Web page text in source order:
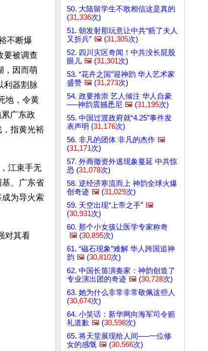
不断爆
要被调查
，因而萌
利器割脉
地，令黄
广东政
指黄光裕
江束手无
、广东省
为导火索
对其看
50. 大陆留学生不敢相信这是真的
(31,336次)
51. 朝发射那玩意让中共“赔了夫人
又折兵” 🖼️ (31,305次)
52. 四川灾区奇闻！中共没长屁股
眼儿 🖼️ (31,301次)
53. “花卉之国”迎神韵 华人艺术家
盛赞 🖼️ (31,273次)
54. 政要推崇 艺人倾注 华人自豪
──神韵震撼悉尼 🖼️ (31,195次)
55. 中国过渡政府就“4.25”事件发
表声明 (31,176次)
56. 非凡的团体 非凡的杰作 🖼️
(31,171次)
57. 外商撤资外逃现象蔓延 中共惊
恐 (31,078次)
58. 逆经济寒流而上 神韵全球火爆
创奇迹 🖼️ (31,029次)
59. 天空出现“上帝之手” 🖼️
(30,931次)
60. 那个小女孩让医学专家称奇
🖼️ (30,895次)
61. “磁石现象”难解 华人跨国追神
韵 🖼️ (30,810次)
62. 中国长笛演奏家：神韵创造了
专业演出团的奇迹 🖼️ (30,728次)
63. 她为什么非常非常敬佩这些人
(30,674次)
64. 小笑话：新华网向海军司令赔
礼道歉 🖼️ (30,598次)
65. 将天堂展现给人间──一位修
女的感慨 🖼️ (30,566次)